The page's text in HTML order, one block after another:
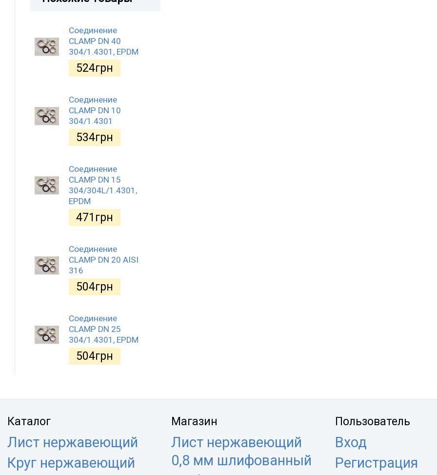
Соединение
CLAMP DN 40
304/1.4301, EPDM
524грн
Соединение
CLAMP DN 10
304/1.4301
534грн
Соединение
CLAMP DN 15
304/304L/1.4301,
EPDM
471 грн
Соединение
CLAMP DN 20 AISI
316
504грн
Соединение
CLAMP DN 25
304/1.4301, EPDM
504грн
Каталог
Лист нержавеющий
Круг нержавеющий
Магазин
Лист нержавеющий
0,8 мм шлифованный
Пользователь
Вход
Регистрация